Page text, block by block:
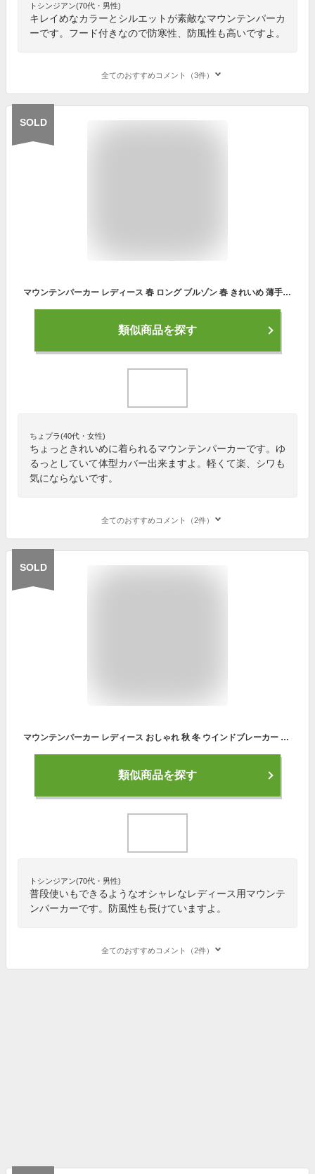
トシンジアン(70代・男性)
キレイめなカラーとシルエットが素敵なマウンテンパーカ
ーです。フード付きなので防寒性、防風性も高いですよ。
全てのおすすめコメント（3件）
SOLD
マウンテンパーカー レディース 春 ロング ブルゾン 春 きれいめ 薄手 アウター ライトアウター 大きめ ゆったり おしゃれ 可愛い 上着 羽織り フード付き パーカー フードパーカー 薄手 ミリタリージャケット スプリングコート
類似商品を探す
ちょプラ(40代・女性)
ちょっときれいめに着られるマウンテンパーカーです。ゆ
るっとしていて体型カバー出来ますよ。軽くて楽、シワも
気にならないです。
全てのおすすめコメント（2件）
SOLD
マウンテンパーカー レディース おしゃれ 秋 冬 ウインドブレーカー ジャンパー 40代 20代 30代 50代 ジャケット 大きいサイズ アウター ブルゾン 290
類似商品を探す
トシンジアン(70代・男性)
普段使いもできるようなオシャレなレディース用マウンテ
ンパーカーです。防風性も長けていますよ。
全てのおすすめコメント（2件）